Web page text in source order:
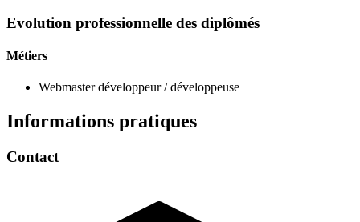
Evolution professionnelle des diplômés
Métiers
Webmaster développeur / développeuse
Informations pratiques
Contact